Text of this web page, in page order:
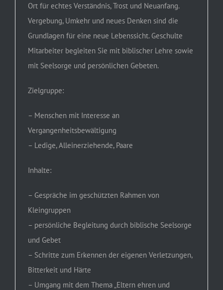
Ort für echtes Verständnis, Trost und Neuanfang.
Vergebung, Umkehr und neues Denken sind die
Grundlagen für eine neue Lebenssicht. Geschulte
Mitarbeiter begleiten Sie mit biblischer Lehre sowie
mit Seelsorge und persönlichen Gebeten.
Zielgruppe:
– Menschen mit Interesse an
Vergangenheitsbewältigung
– Ledige, Alleinerziehende, Paare
Inhalte:
– Gespräche im geschützten Rahmen von
Kleingruppen
– persönliche Begleitung durch biblische Seelsorge
und Gebet
– Schritte zum Erkennen der eigenen Verletzungen,
Bitterkeit und Härte
– Umgang mit dem Thema „Eltern ehren und